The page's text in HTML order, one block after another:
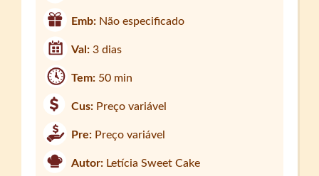
Emb: Não especificado
Val:3 dias
Tem: 50 min
Cus: Preço variável
Pre: Preço variável
Autor: Letícia Sweet Cake